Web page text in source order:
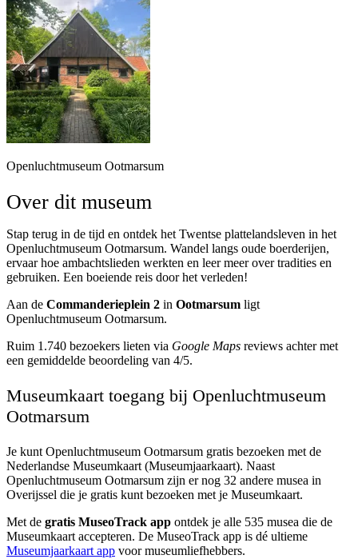
Openluchtmuseum Ootmarsum
Over dit museum
Stap terug in de tijd en ontdek het Twentse plattelandsleven in het
Openluchtmuseum Ootmarsum. Wandel langs oude boerderijen,
ervaar hoe ambachtslieden werkten en leer meer over tradities en
gebruiken. Een boeiende reis door het verleden!
Aan de Commanderieplein 2 in Ootmarsum ligt
Openluchtmuseum Ootmarsum.
Ruim 1.740 bezoekers lieten via Google Maps reviews achter met
een gemiddelde beoordeling van 4/5.
Museumkaart toegang bij Openluchtmuseum
Ootmarsum
Je kunt Openluchtmuseum Ootmarsum gratis bezoeken met de
Nederlandse Museumkaart (Museumjaarkaart). Naast
Openluchtmuseum Ootmarsum zijn er nog 32 andere musea in
Overijssel die je gratis kunt bezoeken met je Museumkaart.
Met de gratis MuseoTrack app ontdek je alle 535 musea die de
Museumkaart accepteren. De MuseoTrack app is dé ultieme
Museumjaarkaart app voor museumliefhebbers.